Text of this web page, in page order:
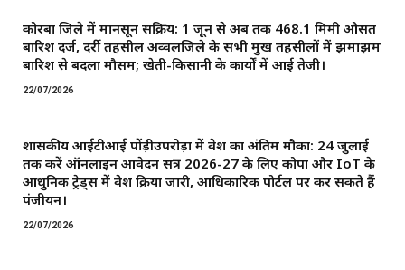
कोरबा जिले में मानसून सक्रिय: 1 जून से अब तक 468.1 मिमी औसत
बारिश दर्ज, दर्री तहसील अव्वलजिले के सभी प्रमुख तहसीलों में झमाझम
बारिश से बदला मौसम; खेती-किसानी के कार्यों में आई तेजी।
22/07/2026
शासकीय आईटीआई पोंड़ीउपरोड़ा में प्रवेश का अंतिम मौका: 24 जुलाई
तक करें ऑनलाइन आवेदन सत्र 2026-27 के लिए कोपा और IoT के
आधुनिक ट्रेड्स में प्रवेश प्रक्रिया जारी, आधिकारिक पोर्टल पर कर सकते हैं
पंजीयन।
22/07/2026